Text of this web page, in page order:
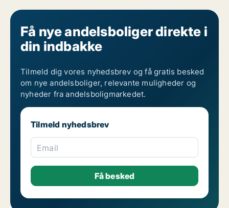
Få nye andelsboliger direkte i
din indbakke
Tilmeld dig vores nyhedsbrev og få gratis besked
om nye andelsboliger, relevante muligheder og
nyheder fra andelsboligmarkedet.
Tilmeld nyhedsbrev
Email